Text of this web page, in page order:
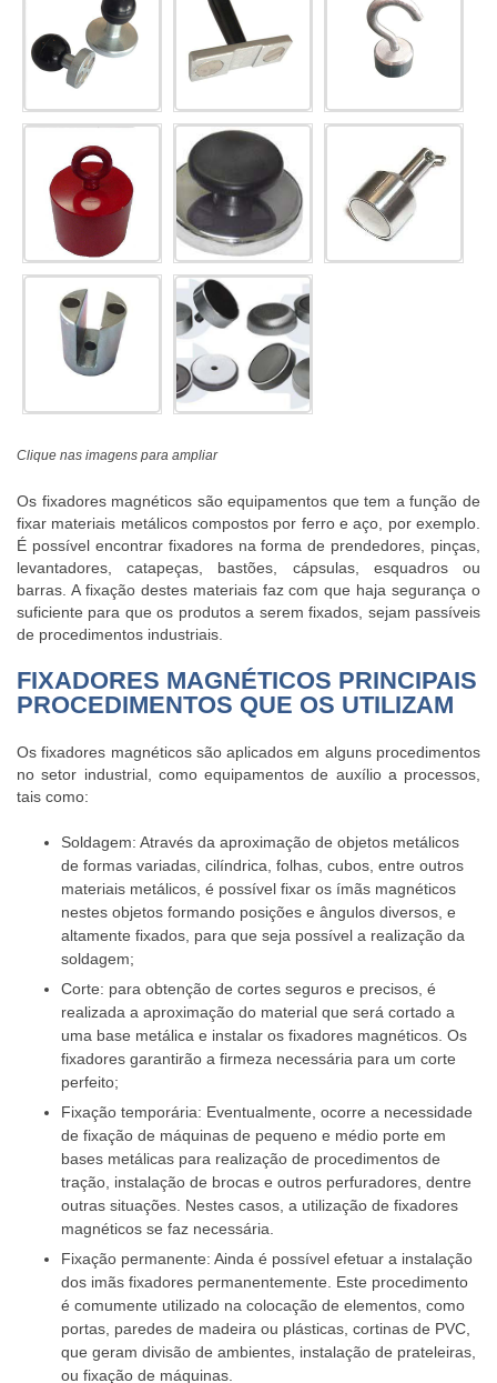
Clique nas imagens para ampliar
Os fixadores magnéticos são equipamentos que tem a função de
fixar materiais metálicos compostos por ferro e aço, por exemplo.
É possível encontrar fixadores na forma de prendedores, pinças,
levantadores, catapeças, bastões, cápsulas, esquadros ou
barras. A fixação destes materiais faz com que haja segurança o
suficiente para que os produtos a serem fixados, sejam passíveis
de procedimentos industriais.
FIXADORES MAGNÉTICOS PRINCIPAIS
PROCEDIMENTOS QUE OS UTILIZAM
Osfixadores magnéticossão aplicados em alguns procedimentos
no setor industrial, como equipamentos de auxílio a processos,
tais como:
Soldagem: Através da aproximação de objetos metálicos
de formas variadas, cilíndrica, folhas, cubos, entre outros
materiais metálicos, é possível fixar os ímãs magnéticos
nestes objetos formando posições e ângulos diversos, e
altamente fixados, para que seja possível a realização da
soldagem;
Corte: para obtenção de cortes seguros e precisos, é
realizada a aproximação do material que será cortado a
uma base metálica e instalar os fixadores magnéticos . Os
fixadores garantirão a firmeza necessária para um corte
perfeito;
Fixação temporária: Eventualmente, ocorre a necessidade
de fixação de máquinas de pequeno e médio porte em
bases metálicas para realização de procedimentos de
tração, instalação de brocas e outros perfuradores, dentre
outras situações. Nestes casos, a utilização de fixadores
magnéticos se faz necessária.
Fixação permanente: Ainda é possível efetuar a instalação
dos imãs fixadores permanentemente. Este procedimento
é comumente utilizado na colocação de elementos, como
portas, paredes de madeira ou plásticas, cortinas de PVC,
que geram divisão de ambientes, instalação de prateleiras,
ou fixação de máquinas.